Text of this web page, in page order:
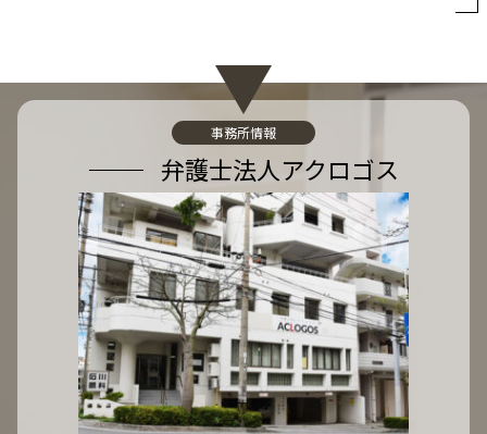
事務所情報
弁護士法人アクロゴス